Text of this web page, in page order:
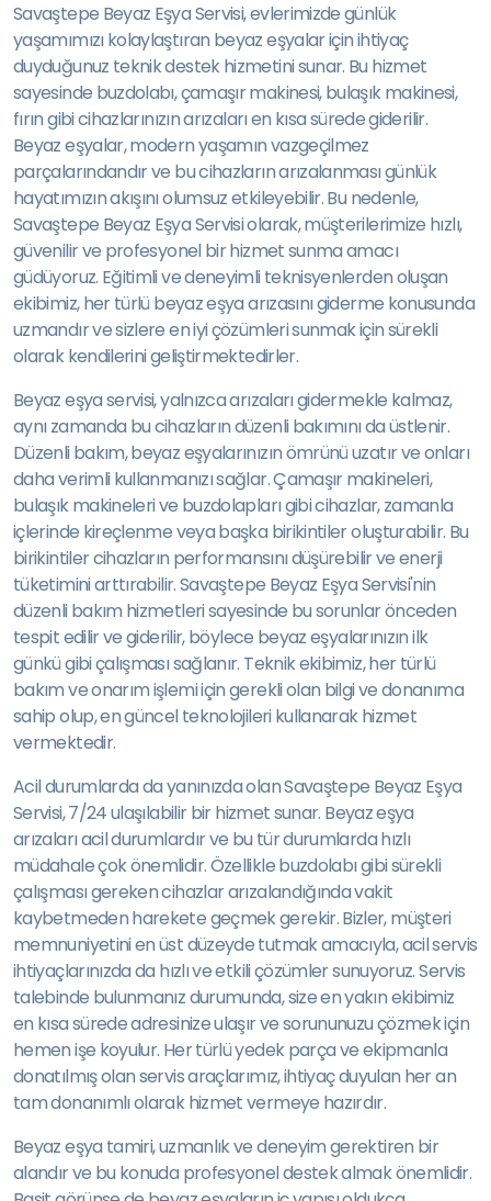
Savaştepe Beyaz Eşya Servisi, evlerimizde günlük
yaşamımızı kolaylaştıran beyaz eşyalar için ihtiyaç
duyduğunuz teknik destek hizmetini sunar. Bu hizmet
sayesinde buzdolabı, çamaşır makinesi, bulaşık makinesi,
fırın gibi cihazlarınızın arızaları en kısa sürede giderilir.
Beyaz eşyalar, modern yaşamın vazgeçilmez
parçalarındandır ve bu cihazların arızalanması günlük
hayatımızın akışını olumsuz etkileyebilir. Bu nedenle,
Savaştepe Beyaz Eşya Servisi olarak, müşterilerimize hızlı,
güvenilir ve profesyonel bir hizmet sunma amacı
güdüyoruz. Eğitimli ve deneyimli teknisyenlerden oluşan
ekibimiz, her türlü beyaz eşya arızasını giderme konusunda
uzmandır ve sizlere en iyi çözümleri sunmak için sürekli
olarak kendilerini geliştirmektedirler.
Beyaz eşya servisi, yalnızca arızaları gidermekle kalmaz,
aynı zamanda bu cihazların düzenli bakımını da üstlenir.
Düzenli bakım, beyaz eşyalarınızın ömrünü uzatır ve onları
daha verimli kullanmanızı sağlar. Çamaşır makineleri,
bulaşık makineleri ve buzdolapları gibi cihazlar, zamanla
içlerinde kireçlenme veya başka birikintiler oluşturabilir. Bu
birikintiler cihazların performansını düşürebilir ve enerji
tüketimini arttırabilir. Savaştepe Beyaz Eşya Servisi'nin
düzenli bakım hizmetleri sayesinde bu sorunlar önceden
tespit edilir ve giderilir, böylece beyaz eşyalarınızın ilk
günkü gibi çalışması sağlanır. Teknik ekibimiz, her türlü
bakım ve onarım işlemi için gerekli olan bilgi ve donanıma
sahip olup, en güncel teknolojileri kullanarak hizmet
vermektedir.
Acil durumlarda da yanınızda olan Savaştepe Beyaz Eşya
Servisi, 7/24 ulaşılabilir bir hizmet sunar. Beyaz eşya
arızaları acil durumlardır ve bu tür durumlarda hızlı
müdahale çok önemlidir. Özellikle buzdolabı gibi sürekli
çalışması gereken cihazlar arızalandığında vakit
kaybetmeden harekete geçmek gerekir. Bizler, müşteri
memnuniyetini en üst düzeyde tutmak amacıyla, acil servis
ihtiyaçlarınızda da hızlı ve etkili çözümler sunuyoruz. Servis
talebinde bulunmanız durumunda, size en yakın ekibimiz
en kısa sürede adresinize ulaşır ve sorununuzu çözmek için
hemen işe koyulur. Her türlü yedek parça ve ekipmanla
donatılmış olan servis araçlarımız, ihtiyaç duyulan her an
tam donanımlı olarak hizmet vermeye hazırdır.
Beyaz eşya tamiri, uzmanlık ve deneyim gerektiren bir
alandır ve bu konuda profesyonel destek almak önemlidir.